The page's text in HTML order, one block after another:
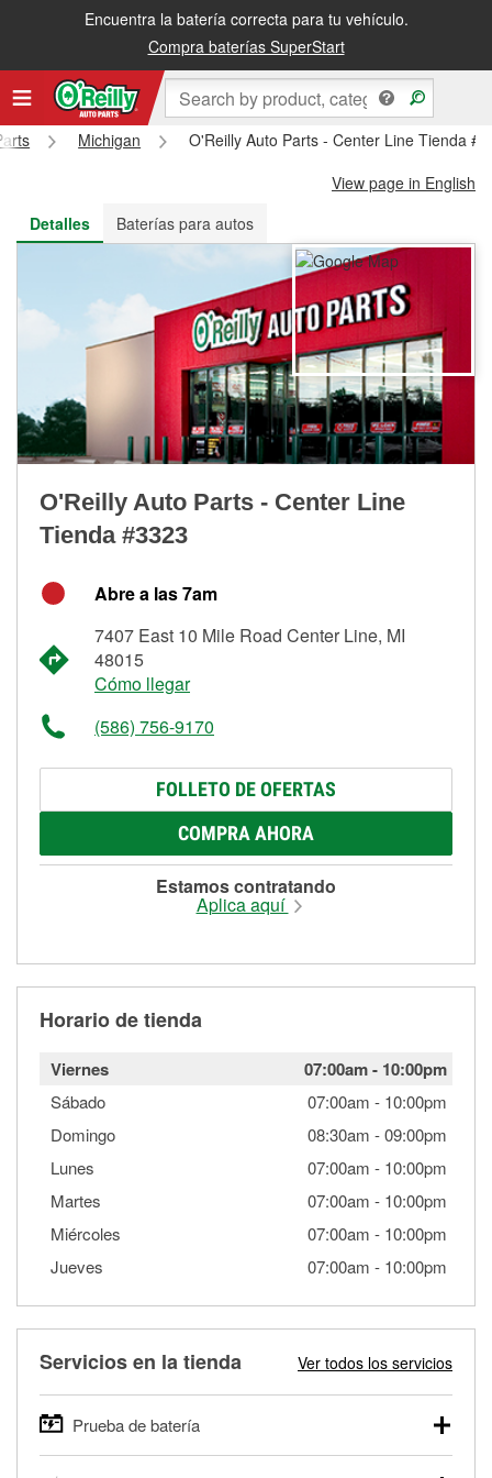
Encuentra la batería correcta para tu vehículo.
Compra baterías SuperStart
Recibe tu orden gratis al día siguiente o recógela en la tienda
Michigan
O'Reilly Auto Parts - Center Line Tienda
View page in English
Detalles
Baterías para autos
O'Reilly Auto Parts - Center Line
Tienda #3323
Abre a las 7am
7407 East 10 Mile Road Center Line, MI
48015
Cómo llegar
(586) 756-9170
FOLLETO DE OFERTAS
COMPRA AHORA
Estamos contratando
Aplica aquí
Horario de tienda
Viernes 07:00am- 10:00pm
Sábado 07:00am - 10:00pm
Domingo
08:30am -09:00pm
Lunes
07:00am - 10:00pm
Martes
07:00am - 10:00pm
Miércoles
07:00am - 10:00pm
Jueves
07:00am - 10:00pm
Servicios en la tienda Ver todos los servicios
Prueba de batería